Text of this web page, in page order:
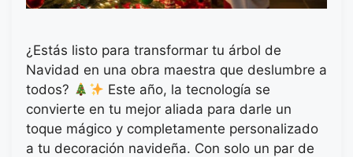
¿Estás listo para transformar tu árbol de
Navidad en una obra maestra que deslumbre a
todos?
Este año, la tecnología se
convierte en tu mejor aliada para darle un
toque mágico y completamente personalizado
a tu decoración navideña. Con solo un par de